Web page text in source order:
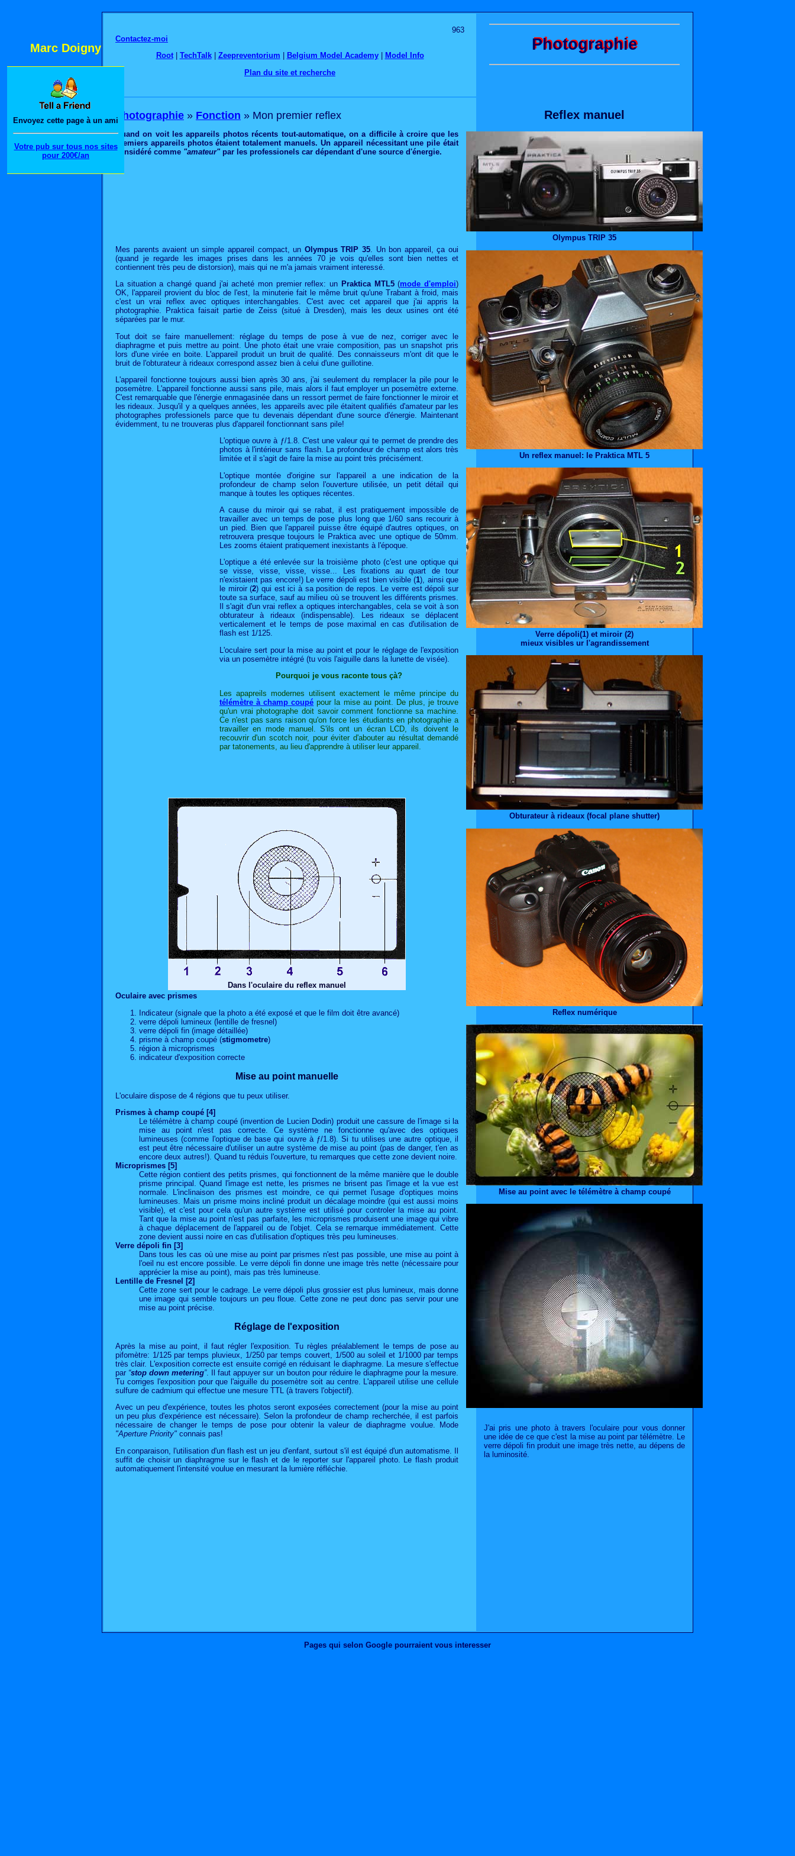
963
Contactez-moi
Root| TechTalk| Zeepreventorium Belgium Model Academy|
Model Info
Plan du site et recherche
Photographie
Marc Doigny
Envoyez cette page à un ami
Votre pub sur tous nos sites
pour 200€/an
Photographie » Fonction » Mon premier reflex
Quand on voit les appareils photos récents tout-automatique, on a difficile à croire que les
premiers appareils photos étaient totalement manuels. Un appareil nécessitant une pile était
considéré comme "amateur"par les professionels car dépendant d'une source d'énergie.
Mes parents avaient un simple appareil compact, un Olympus TRIP 35 . Un bon appareil, ça oui
(quand je regarde les images prises dans les années 70 je vois qu'elles sont bien nettes et
contiennent très peu de distorsion), mais qui ne m'a jamais vraiment interessé.
La situation a changé quand j'ai acheté mon premier reflex: un Praktica MTL5(mode d'emploi)
OK, l'appareil provient du bloc de l'est, la minuterie fait le même bruit qu'une Trabant à froid, mais
c'est un vrai reflex avec optiques interchangables. C'est avec cet appareil que j'ai appris la
photographie. Praktica faisait partie de Zeiss (situé à Dresden), mais les deux usines ont été
séparées par le mur.
Tout doit se faire manuellement: réglage du temps de pose à vue de nez, corriger avec le
diaphragme et puis mettre au point. Une photo était une vraie composition, pas un snapshot pris
lors d'une virée en boite. L'appareil produit un bruit de qualité. Des connaisseurs m'ont dit que le
bruit de l'obturateur à rideaux correspond assez bien à celui d'une guillotine.
L'appareil fonctionne toujours aussi bien après 30 ans, j'ai seulement du remplacer la pile pour le
posemètre. L'appareil fonctionne aussi sans pile, mais alors il faut employer un posemètre externe.
C'est remarquable que l'énergie enmagasinée dans un ressort permet de faire fonctionner le miroir et
les rideaux. Jusqu'il y a quelques années, les appareils avec pile étaitent qualifiés d'amateur par les
photographes professionels parce que tu devenais dépendant d'une source d'énergie. Maintenant
évidemment, tu ne trouveras plus d'appareil fonctionnant sans pile!
L'optique ouvre à ƒ/1.8. C'est une valeur qui te permet de prendre des
photos à l'intérieur sans flash. La profondeur de champ est alors très
limitée et il s'agit de faire la mise au point très précisément.
L'optique montée d'origine sur l'appareil a une indication de la
profondeur de champ selon l'ouverture utilisée, un petit détail qui
manque à toutes les optiques récentes.
A cause du miroir qui se rabat, il est pratiquement impossible de
travailler avec un temps de pose plus long que 1/60 sans recourir à
un pied. Bien que l'appareil puisse être équipé d'autres optiques, on
retrouvera presque toujours le Praktica avec une optique de 50mm.
Les zooms étaient pratiquement inexistants à l'époque.
L'optique a été enlevée sur la troisième photo (c'est une optique qui
se visse, visse, visse, visse... Les fixations au quart de tour
n'existaient pas encore!) Le verre dépoli est bien visible (1), ainsi que
le miroir (2) qui est ici à sa position de repos. Le verre est dépoli sur
toute sa surface, sauf au milieu où se trouvent les différents prismes.
Il s'agit d'un vrai reflex a optiques interchangables, cela se voit à son
obturateur à rideaux (indispensable). Les rideaux se déplacent
verticalement et le temps de pose maximal en cas d'utilisation de
flash est 1/125.
L'oculaire sert pour la mise au point et pour le réglage de l'exposition
via un posemètre intégré (tu vois l'aiguille dans la lunette de visée).
Pourquoi je vous raconte tous çà?
Les apapreils modernes utilisent exactement le même principe du
télémètre à champ coupé pour la mise au point. De plus, je trouve
qu'un vrai photographe doit savoir comment fonctionne sa machine.
Ce n'est pas sans raison qu'on force les étudiants en photographie a
travailler en mode manuel. S'ils ont un écran LCD, ils doivent le
recouvrir d'un scotch noir, pour éviter d'abouter au résultat demandé
par tatonements, au lieu d'apprendre à utiliser leur appareil.
Dans l'oculaire du reflex manuel
Oculaire avec prismes
Indicateur (signale que la photo a été exposé et que le film doit être avancé)
verre dépoli lumineux (lentille de fresnel)
verre dépoli fin (image détaillée)
prisme à champ coupé (stigmometre)
région à microprismes
indicateur d'exposition correcte
Mise au point manuelle
L'oculaire dispose de 4 régions que tu peux utiliser.
Prismes à champ coupé [4]
Le télémètre à champ coupé (invention de Lucien Dodin) produit une cassure de l'image si la
mise au point n'est pas correcte. Ce système ne fonctionne qu'avec des optiques
lumineuses (comme l'optique de base qui ouvre à ƒ/1.8). Si tu utilises une autre optique, il
est peut être nécessaire d'utiliser un autre système de mise au point (pas de danger, t'en as
encore deux autres!). Quand tu réduis l'ouverture, tu remarques que cette zone devient noire.
Microprismes [5]
Cette région contient des petits prismes, qui fonctionnent de la même manière que le double
prisme principal. Quand l'image est nette, les prismes ne brisent pas l'image et la vue est
normale. L'inclinaison des prismes est moindre, ce qui permet l'usage d'optiques moins
lumineuses. Mais un prisme moins incliné produit un décalage moindre (qui est aussi moins
visible), et c'est pour cela qu'un autre système est utilisé pour controler la mise au point.
Tant que la mise au point n'est pas parfaite, les microprismes produisent une image qui vibre
à chaque déplacement de l'appareil ou de l'objet. Cela se remarque immédiatement. Cette
zone devient aussi noire en cas d'utilisation d'optiques très peu lumineuses.
Verre dépoli fin [3]
Dans tous les cas où une mise au point par prismes n'est pas possible, une mise au point à
l'oeil nu est encore possible. Le verre dépoli fin donne une image très nette (nécessaire pour
apprécier la mise au point), mais pas très lumineuse.
Lentille de Fresnel [2]
Cette zone sert pour le cadrage. Le verre dépoli plus grossier est plus lumineux, mais donne
une image qui semble toujours un peu floue. Cette zone ne peut donc pas servir pour une
mise au point précise.
Réglage de l'exposition
Après la mise au point, il faut régler l'exposition. Tu règles préalablement le temps de pose au
pifomètre: 1/125 par temps pluvieux, 1/250 par temps couvert, 1/500 au soleil et 1/1000 par temps
très clair. L'exposition correcte est ensuite corrigé en réduisant le diaphragme. La mesure s'effectue
par “stop down metering”. Il faut appuyer sur un bouton pour réduire le diaphragme pour la mesure.
Tu corriges l'exposition pour que l'aiguille du posemètre soit au centre. L'appareil utilise une cellule
sulfure de cadmium qui effectue une mesure TTL (à travers l'objectif).
Avec un peu d'expérience, toutes les photos seront exposées correctement (pour la mise au point
un peu plus d'expérience est nécessaire). Selon la profondeur de champ recherchée, il est parfois
nécessaire de changer le temps de pose pour obtenir la valeur de diaphragme voulue. Mode
"Aperture Priority" connais pas!
En conparaison, l'utilisation d'un flash est un jeu d'enfant, surtout s'il est équipé d'un automatisme. Il
suffit de choisir un diaphragme sur le flash et de le reporter sur l'appareil photo. Le flash produit
automatiquement l'intensité voulue en mesurant la lumière réfléchie.
Reflex manuel
Olympus TRIP 35
Un reflex manuel: le Praktica MTL 5
Verre dépoli(1) et miroir (2)
mieux visibles ur l'agrandissement
Obturateur à rideaux (focal plane shutter)
Reflex numérique
Mise au point avec le télémètre à champ coupé
J'ai pris une photo à travers l'oculaire pour vous donner
une idée de ce que c'est la mise au point par télémètre. Le
verre dépoli fin produit une image très nette, au dépens de
la luminosité.
Pages qui selon Google pourraient vous interesser